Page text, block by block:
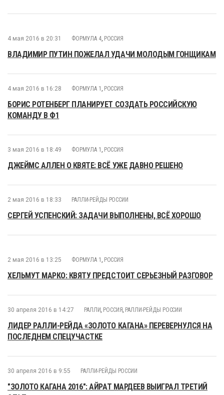
4 мая 2016 в 20:31 ФОРМУЛА 4, РОССИЯ
ВЛАДИМИР ПУТИН ПОЖЕЛАЛ УДАЧИ МОЛОДЫМ ГОНЩИКАМ
4 мая 2016 в 16:28 ФОРМУЛА 1 , РОССИЯ
БОРИС РОТЕНБЕРГ ПЛАНИРУЕТ СОЗДАТЬ РОССИЙСКУЮ
КОМАНДУ В Ф1
3 мая 2016 в 18:49 ФОРМУЛА 1 , РОССИЯ
ДЖЕЙМС АЛЛЕН О КВЯТЕ: ВСЁ УЖЕ ДАВНО РЕШЕНО
2 мая 2016 в 18:33 РАЛЛИ-РЕЙДЫ РОССИИ
СЕРГЕЙ УСПЕНСКИЙ: ЗАДАЧИ ВЫПОЛНЕНЫ, ВСЁ ХОРОШО
2 мая 2016 в 13:25 ФОРМУЛА 1 , РОССИЯ
ХЕЛЬМУТ МАРКО: КВЯТУ ПРЕДСТОИТ СЕРЬЕЗНЫЙ РАЗГОВОР
30 апреля 2016 в 14:27 РАЛЛИ, РОССИЯ, РАЛЛИ-РЕЙДЫ РОССИИ
ЛИДЕР РАЛЛИ-РЕЙДА «ЗОЛОТО КАГАНА» ПЕРЕВЕРНУЛСЯ НА
ПОСЛЕДНЕМ СПЕЦУЧАСТКЕ
30 апреля 2016 в 9:55 РАЛЛИ-РЕЙДЫ РОССИИ
"ЗОЛОТО КАГАНА 2016": АЙРАТ МАРДЕЕВ ВЫИГРАЛ ТРЕТИЙ